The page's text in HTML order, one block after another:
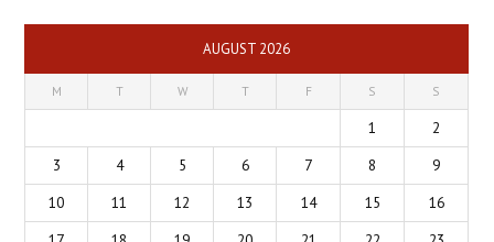
AUGUST 2026
M T W T F S S
1
2
3
4 5 6 7 8
9
10
11 12 13 14 15
16